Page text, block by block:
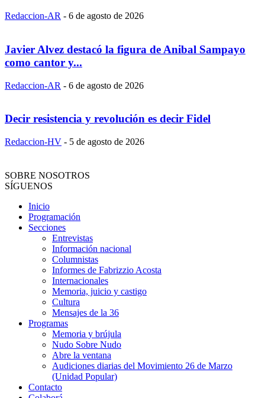
Redaccion-AR - 6 de agosto de 2026
Javier Alvez destacó la figura de Anibal Sampayo
como cantor y...
Redaccion-AR - 6 de agosto de 2026
Decir resistencia y revolución es decir Fidel
Redaccion-HV - 5 de agosto de 2026
SOBRE NOSOTROS
SÍGUENOS
Inicio
Programación
Secciones
Entrevistas
Información nacional
Columnistas
Informes de Fabrizzio Acosta
Internacionales
Memoria, juicio y castigo
Cultura
Mensajes de la 36
Programas
Memoria y brújula
Nudo Sobre Nudo
Abre la ventana
Audiciones diarias del Movimiento 26 de Marzo
(Unidad Popular)
Contacto